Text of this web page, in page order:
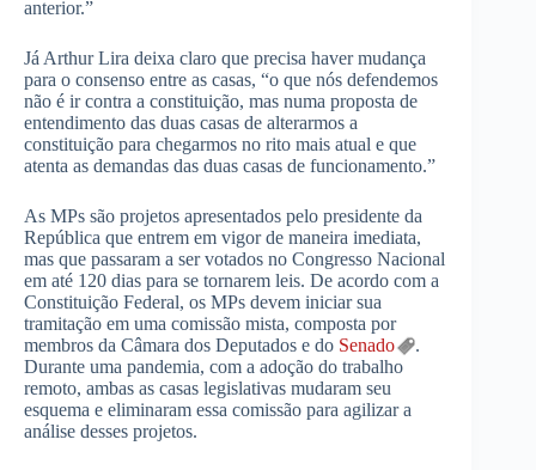
anterior.”
Já Arthur Lira deixa claro que precisa haver mudança
para o consenso entre as casas, “o que nós defendemos
não é ir contra a constituição, mas numa proposta de
entendimento das duas casas de alterarmos a
constituição para chegarmos no rito mais atual e que
atenta as demandas das duas casas de funcionamento.”
As MPs são projetos apresentados pelo presidente da
República que entrem em vigor de maneira imediata,
mas que passaram a ser votados no Congresso Nacional
em até 120 dias para se tornarem leis. De acordo com a
Constituição Federal, os MPs devem iniciar sua
tramitação em uma comissão mista, composta por
membros da Câmara dos Deputados e do Senado
.
Durante uma pandemia, com a adoção do trabalho
remoto, ambas as casas legislativas mudaram seu
esquema e eliminaram essa comissão para agilizar a
análise desses projetos.